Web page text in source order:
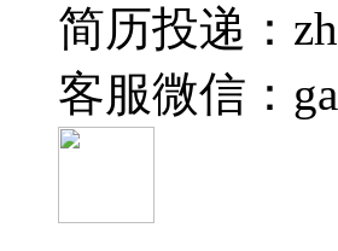
简历投递：
客服微信：